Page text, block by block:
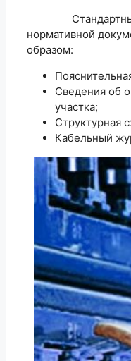
Стандартный
нормативной
образом:
Сведения об
участка;
Структурная
Кабельный